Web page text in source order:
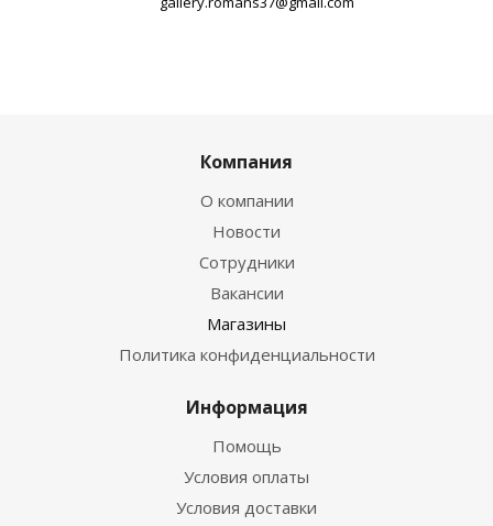
Компания
О компании
Новости
Сотрудники
Вакансии
Магазины
Политика конфиденциальности
Информация
Помощь
Условия оплаты
Условия доставки